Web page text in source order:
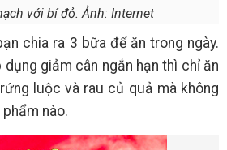
với bí đỏ. Ảnh: Internet
chia ra 3 bữa để ăn trong ngày.
dụng giảm cân ngắn hạn thì chỉ ăn
luộc và rau củ quả mà không
nào.